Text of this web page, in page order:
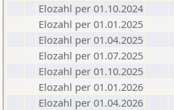
Elozahl per 01.10.2024
Elozahl per 01.01.2025
Elozahl per 01.04.2025
Elozahl per 01.07.2025
Elozahl per 01.10.2025
Elozahl per 01.01.2026
Elozahl per 01.04.2026